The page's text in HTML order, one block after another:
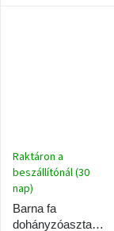
Barna fa
dohányzóasztal
Raktáron a
beszállítónál (30
nap)